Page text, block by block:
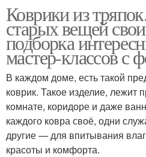
Коврики из
старых вещей
подборка
мастер-классов с
В каждом доме, есть такой
коврик. Такое изделие, лежит
комнате, коридоре и даже
каждого ковра своё, одни
другие — для впитывания
красоты и комфорта.